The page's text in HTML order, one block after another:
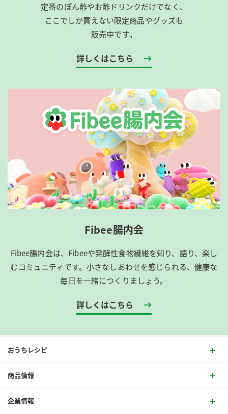
定番のぽん酢やお酢ドリンクだけでなく、
ここでしか買えない限定商品やグッズも
販売中です。
詳しくはこちら
Fibee腸内会
Fibee腸内会は、​Fibeeや発酵性食物繊維を知り、語り、楽し
むコミュニティです。​小さなしあわせを感じられる、健康な
毎日を一緒につくりましょう。
詳しくはこちら
おうちレシピ
商品情報
企業情報